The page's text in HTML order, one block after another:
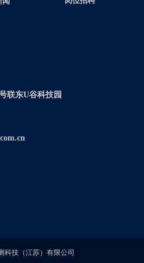
联东U谷科技园
科技（江苏）有限公司